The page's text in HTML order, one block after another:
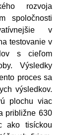
rozvoja
spoločnosti
v
testovanie v
s cieľom
Výsledky
proces sa
výsledkov.
plochu viac
približne 630
ako tisíckou